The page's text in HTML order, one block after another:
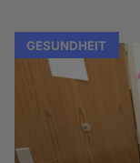
GESUNDHEIT